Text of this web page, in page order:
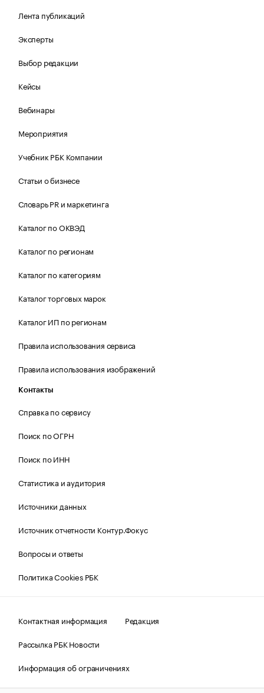
Лента публикаций
Эксперты
Выбор редакции
Кейсы
Вебинары
Мероприятия
Учебник РБК Компании
Статьи о бизнесе
Словарь PR и маркетинга
Каталог по ОКВЭД
Каталог по регионам
Каталог по категориям
Каталог торговых марок
Каталог ИП по регионам
Правила использования сервиса
Правила использования изображений
Контакты
Справка по сервису
Поиск по ОГРН
Поиск по ИНН
Статистика и аудитория
Источники данных
Источник отчетности Контур.Фокус
Вопросы и ответы
Политика Cookies РБК
Контактная информация
Редакция
Рассылка РБК Новости
Информация об ограничениях